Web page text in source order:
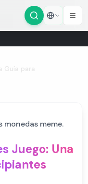
Guía para
monedas meme.
Juego: Una